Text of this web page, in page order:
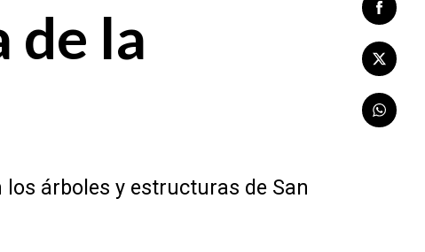
de la
árboles y estructuras de San